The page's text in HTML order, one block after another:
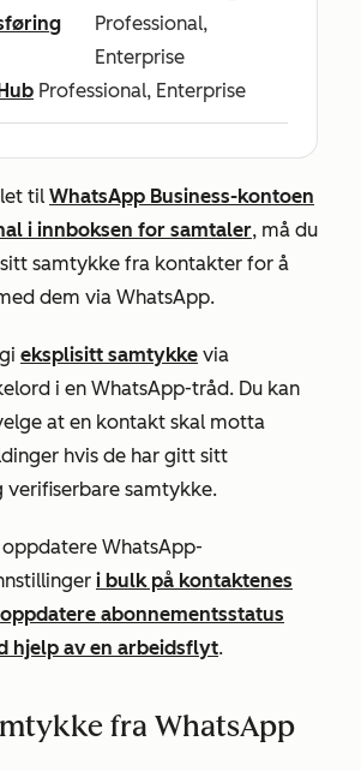
Professional,
Enterprise
Professional, Enterprise
til WhatsApp Business-kontoen
i innboksen for samtaler, må du
samtykke fra kontakter for å
dem via WhatsApp.
eksplisitt samtykke via
i en WhatsApp-tråd. Du kan
at en kontakt skal motta
hvis de har gitt sitt
samtykke.
WhatsApp-
i bulk på kontaktenes
oppdatere abonnementsstatus
hjelp av en arbeidsflyt.
fra WhatsApp